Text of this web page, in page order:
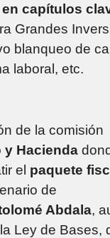
capítulos
Grandes
blanqueo de
laboral, etc.
de la comisión
y Hacienda
el paquete
de
Abdala,
Ley de Bases,